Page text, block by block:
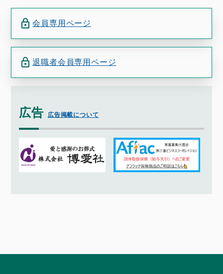
会員専用ページ
退職者会員専用ページ
広告 広告掲載について